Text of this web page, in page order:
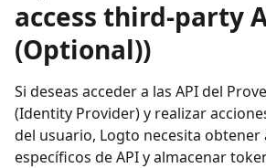
access third-party
(Optional))
Si deseas acceder a las API del
(Identity Provider) y realizar
del usuario, Logto necesita obtener
específicos de API y almacenar